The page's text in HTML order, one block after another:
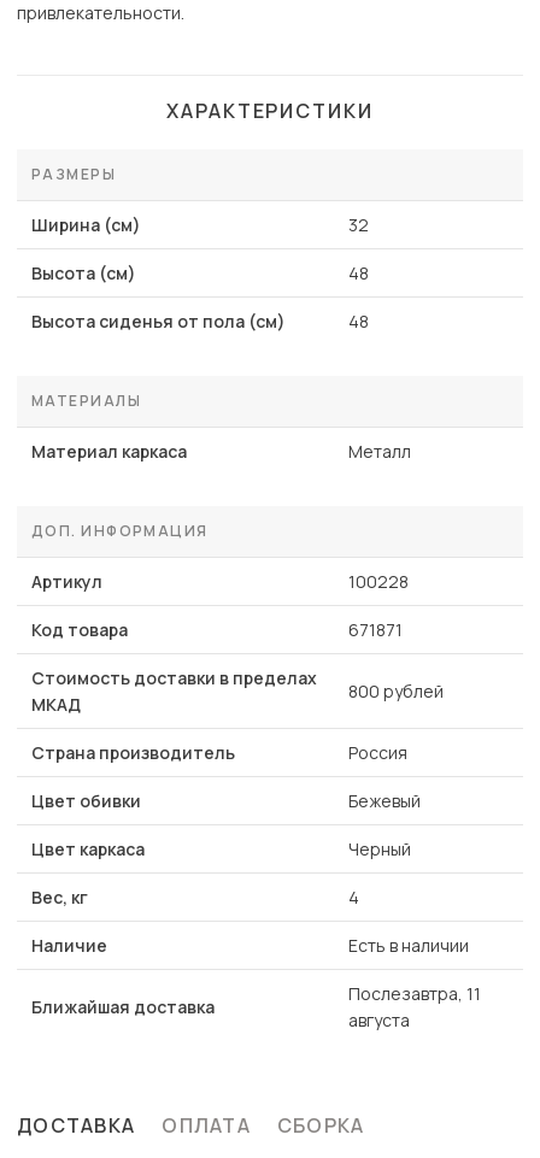
привлекательности.
ХАРАКТЕРИСТИКИ
РАЗМЕРЫ
Ширина (см) 32
Высота (см) 48
Высота сиденья от пола (см) 48
МАТЕРИАЛЫ
Материал каркаса Металл
ДОП. ИНФОРМАЦИЯ
Артикул 100228
Код товара 671871
Стоимость доставки в пределах
МКАД
800 рублей
Страна производитель Россия
Цвет обивки Бежевый
Цвет каркаса Черный
Вес, кг 4
Наличие Есть в наличии
Ближайшая доставка
Послезавтра, 11
августа
ДОСТАВКА ОПЛАТА СБОРКА